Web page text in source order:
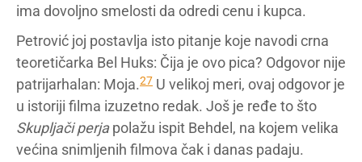
ima dovoljno smelosti da odredi cenu i kupca.
Petrović joj postavlja isto pitanje koje navodi crna
teoretičarka Bel Huks: Čija je ovo pica? Odgovor nije
patrijarhalan: Moja.27 U velikoj meri, ovaj odgovor je
u istoriji filma izuzetno redak. Još je ređe to što
Skupljači perjapolažu ispit Behdel, na kojem velika
većina snimljenih filmova čak i danas padaju.